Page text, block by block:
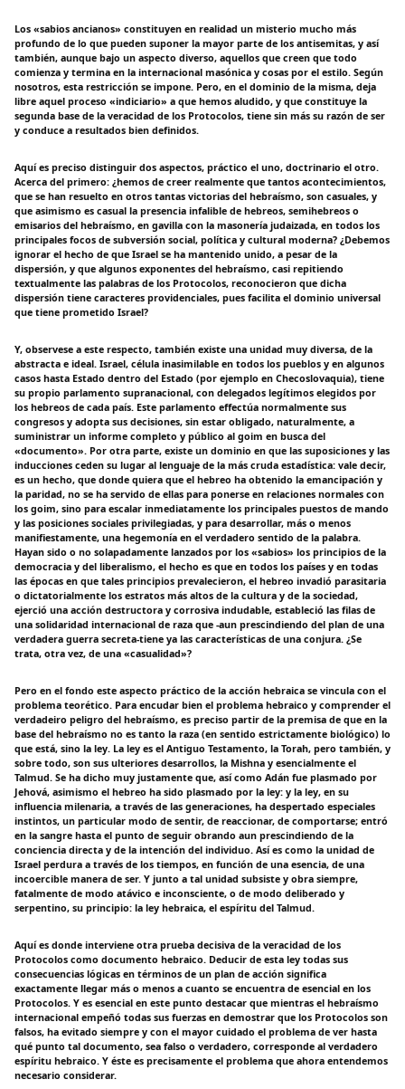
Los «sabios ancianos» constituyen en realidad un misterio mucho más
profundo de lo que pueden suponer la mayor parte de los antisemitas, y así
también, aunque bajo un aspecto diverso, aquellos que creen que todo
comienza y termina en la internacional masónica y cosas por el estilo. Según
nosotros, esta restricción se impone. Pero, en el dominio de la misma, deja
libre aquel proceso «indiciario» a que hemos aludido, y que constituye la
segunda base de la veracidad de los Protocolos, tiene sin más su razón de ser
y conduce a resultados bien definidos.
Aquí es preciso distinguir dos aspectos, práctico el uno, doctrinario el otro.
Acerca del primero: ¿hemos de creer realmente que tantos acontecimientos,
que se han resuelto en otros tantas victorias del hebraísmo, son casuales, y
que asimismo es casual la presencia infalible de hebreos, semihebreos o
emisarios del hebraísmo, en gavilla con la masonería judaizada, en todos los
principales focos de subversión social, política y cultural moderna? ¿Debemos
ignorar el hecho de que Israel se ha mantenido unido, a pesar de la
dispersión, y que algunos exponentes del hebraísmo, casi repitiendo
textualmente las palabras de los Protocolos, reconocieron que dicha
dispersión tiene caracteres providenciales, pues facilita el dominio universal
que tiene prometido Israel?
Y, observese a este respecto, también existe una unidad muy diversa, de la
abstracta e ideal. Israel, célula inasimilable en todos los pueblos y en algunos
casos hasta Estado dentro del Estado (por ejemplo en Checoslovaquia), tiene
su propio parlamento supranacional, con delegados legítimos elegidos por
los hebreos de cada país. Este parlamento effectúa normalmente sus
congresos y adopta sus decisiones, sin estar obligado, naturalmente, a
suministrar un informe completo y público al goim en busca del
«documento». Por otra parte, existe un dominio en que las suposiciones y las
inducciones ceden su lugar al lenguaje de la más cruda estadística: vale decir,
es un hecho, que donde quiera que el hebreo ha obtenido la emancipación y
la paridad, no se ha servido de ellas para ponerse en relaciones normales con
los goim, sino para escalar inmediatamente los principales puestos de mando
y las posiciones sociales privilegiadas, y para desarrollar, más o menos
manifiestamente, una hegemonía en el verdadero sentido de la palabra.
Hayan sido o no solapadamente lanzados por los «sabios» los principios de la
democracia y del liberalismo, el hecho es que en todos los países y en todas
las épocas en que tales principios prevalecieron, el hebreo invadió parasitaria
o dictatorialmente los estratos más altos de la cultura y de la sociedad,
ejerció una acción destructora y corrosiva indudable, estableció las filas de
una solidaridad internacional de raza que -aun prescindiendo del plan de una
verdadera guerra secreta-tiene ya las características de una conjura. ¿Se
trata, otra vez, de una «casualidad»?
Pero en el fondo este aspecto práctico de la acción hebraica se vincula con el
problema teorético. Para encudar bien el problema hebraico y comprender el
verdadeiro peligro del hebraísmo, es preciso partir de la premisa de que en la
base del hebraísmo no es tanto la raza (en sentido estrictamente biológico) lo
que está, sino la ley. La ley es el Antiguo Testamento, la Torah, pero también, y
sobre todo, son sus ulteriores desarrollos, la Mishna y esencialmente el
Talmud. Se ha dicho muy justamente que, así como Adán fue plasmado por
Jehová, asimismo el hebreo ha sido plasmado por la ley: y la ley, en su
influencia milenaria, a través de las generaciones, ha despertado especiales
instintos, un particular modo de sentir, de reaccionar, de comportarse; entró
en la sangre hasta el punto de seguir obrando aun prescindiendo de la
conciencia directa y de la intención del individuo. Así es como la unidad de
Israel perdura a través de los tiempos, en función de una esencia, de una
incoercible manera de ser. Y junto a tal unidad subsiste y obra siempre,
fatalmente de modo atávico e inconsciente, o de modo deliberado y
serpentino, su principio: la ley hebraica, el espíritu del Talmud.
Aquí es donde interviene otra prueba decisiva de la veracidad de los
Protocolos como documento hebraico. Deducir de esta ley todas sus
consecuencias lógicas en términos de un plan de acción significa
exactamente llegar más o menos a cuanto se encuentra de esencial en los
Protocolos. Y es esencial en este punto destacar que mientras el hebraísmo
internacional empeñó todas sus fuerzas en demostrar que los Protocolos son
falsos, ha evitado siempre y con el mayor cuidado el problema de ver hasta
qué punto tal documento, sea falso o verdadero, corresponde al verdadero
espíritu hebraico. Y éste es precisamente el problema que ahora entendemos
necesario considerar.